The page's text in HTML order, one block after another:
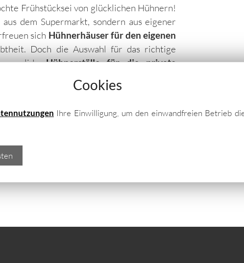
Frühstücksei von glücklichen Hühnern!
dem Supermarkt, sondern aus eigener
sich Hühnerhäuser für den eigenen
Doch die Auswahl für das richtige
solideHühnerställe für die private
sowie den Aufbau im eigenen
Details geachtet werden!
Cookies
Ihre Einwilligung, um den einwandfreien Betrieb